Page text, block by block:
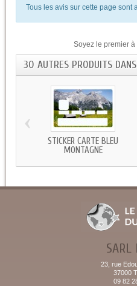
Tous les avis sur cette page sont
Soyez le premier
30 AUTRES PRODUITS
STICKER CARTE BLEU
MONTAGNE
‹
SARL
23, rue
37000
09 82